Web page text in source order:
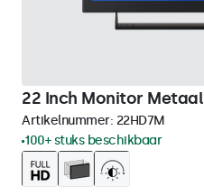
22 Inch Monitor Metaal
Artikelnummer: 22HD7M
100+ stuks beschikbaar